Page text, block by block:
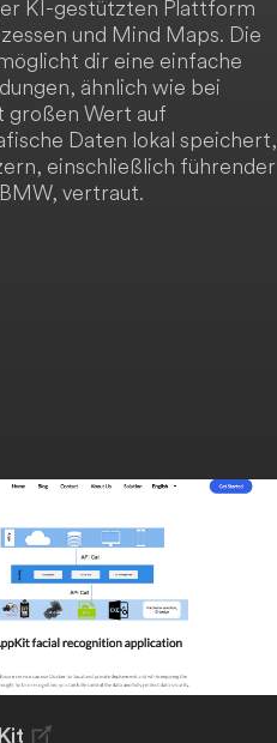
KI-gestützten Plattform
und Mind Maps. Die
dir eine einfache
ähnlich wie bei
großen Wert auf
Daten lokal speichert,
einschließlich führender
vertraut.